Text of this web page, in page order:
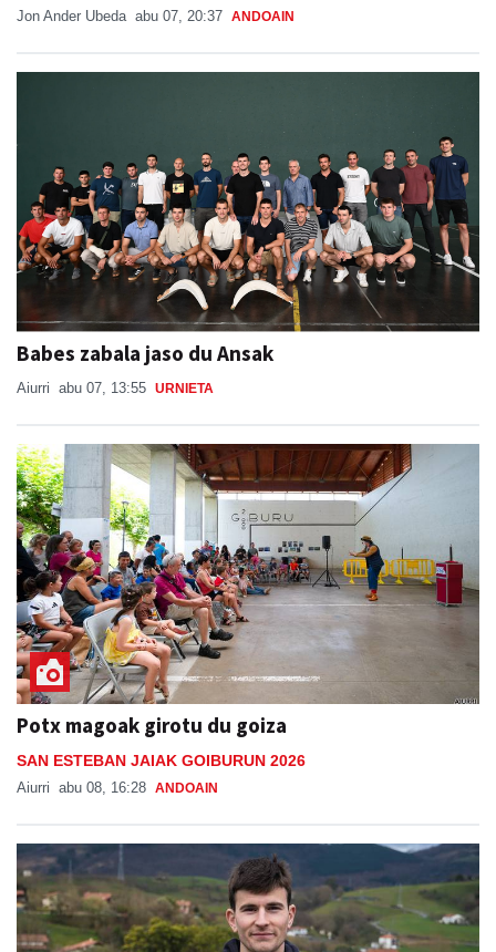
Jon Ander Ubeda abu 07, 20:37 ANDOAIN
Babes zabala jaso du Ansak
Aiurri abu 07, 13:55 URNIETA
Potx magoak girotu du goiza
SAN ESTEBAN JAIAK GOIBURUN 2026
Aiurri abu 08, 16:28 ANDOAIN